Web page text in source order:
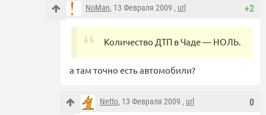
+2
NoMan, 13 Февраля 2009 , url
Количество ДТП в Чаде — НОЛЬ.
а там точно есть автомобили?
0
Netto, 13 Февраля 2009 , url